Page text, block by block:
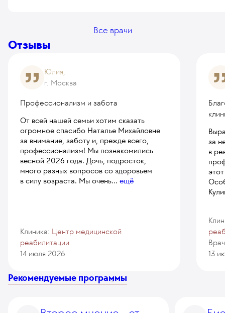
Все врачи
Отзывы
Юлия,
г. Москва
Профессионализм и забота
От всей нашей семьи хотим сказать
огромное спасибо Наталье Михайловне
за внимание, заботу и, прежде всего,
профессионализм! Мы познакомились
весной 2026 года. Дочь, подросток,
много разных вопросов со здоровьем
в силу возраста. Мы очень... ещё
Клиника: Центр медицинской
реабилитации
14 июля 2026
за
в
13
Рекомендуемые программы